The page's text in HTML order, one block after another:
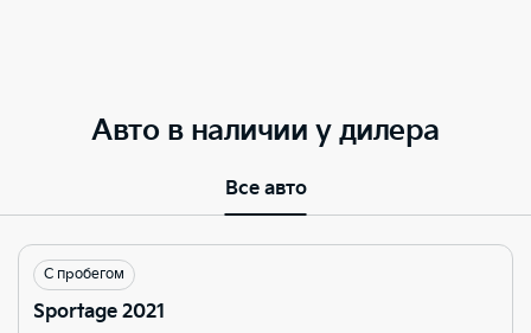
Авто в наличии у дилера
Все авто
С пробегом
Sportage 2021